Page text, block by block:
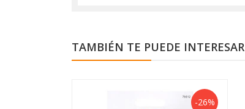
TAMBIÉN TE PUEDE INTERESAR
-26%